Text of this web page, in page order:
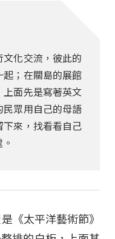
文化交流，彼此的
起；在關島的展館
上面先是寫著英文
民眾用自己的母語
下來，找看看自己
《太平洋藝術節》